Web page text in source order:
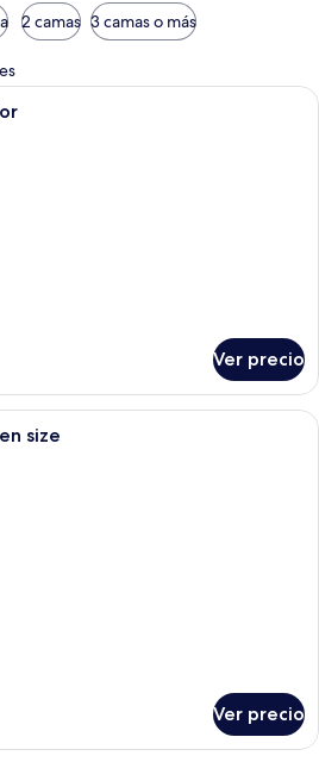
2 camas 3 camas o más
Un dormitorio con una cama
Ver precio
Una sala de estar moderna con un
size
Ver precio